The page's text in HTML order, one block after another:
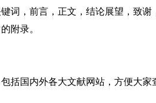
词，前言，正文，结论展望，致
附录。
括国内外各大文献网站，方便大家